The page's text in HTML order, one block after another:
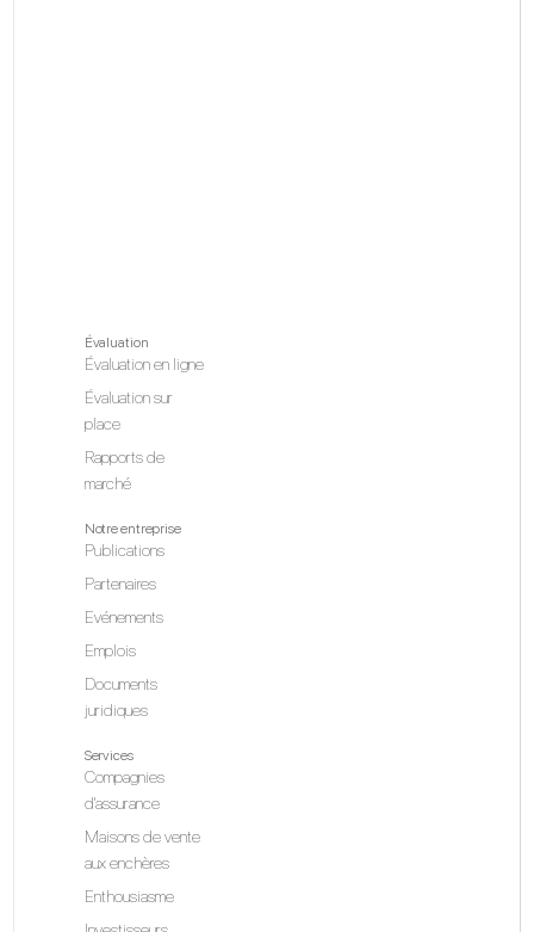
Évaluation
Évaluation en ligne
Évaluation sur
place
Rapports de
marché
Notre entreprise
Publications
Partenaires
Evénements
Emplois
Documents
juridiques
Services
Compagnies
d'assurance
Maisons de vente
aux enchères
Enthousiasme